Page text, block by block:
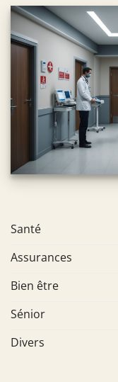
Santé
Assurances
Bien être
Sénior
Divers